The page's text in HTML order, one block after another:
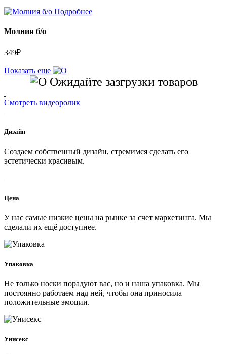
Подробнее
Молния б/о
349₽
Показать еще
Ожидайте зазгрузки товаров
Смотреть видеоролик
Дизайн
Создаем собственный дизайн, стремимся сделать его
эстетически красивым.
Цена
У нас самые низкие цены на рынке за счет маркетинга. Мы
сделали их ещё доступнее.
Упаковка
Не только носки порадуют вас, но и наша упаковка. Мы
постоянно работаем над ней, чтобы она приносила
положительные эмоции.
Унисекс